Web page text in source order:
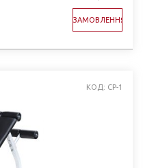
ЗАМОВЛЕННЯ
КОД: CP-1